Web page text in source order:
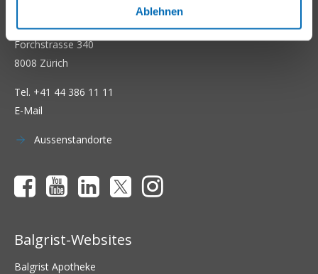
Ablehnen
Universitätsklinik Balgrist
Forchstrasse 340
8008 Zürich
Tel. +41 44 386 11 11
E-Mail
Aussenstandorte
Balgrist-Websites
Balgrist Apotheke